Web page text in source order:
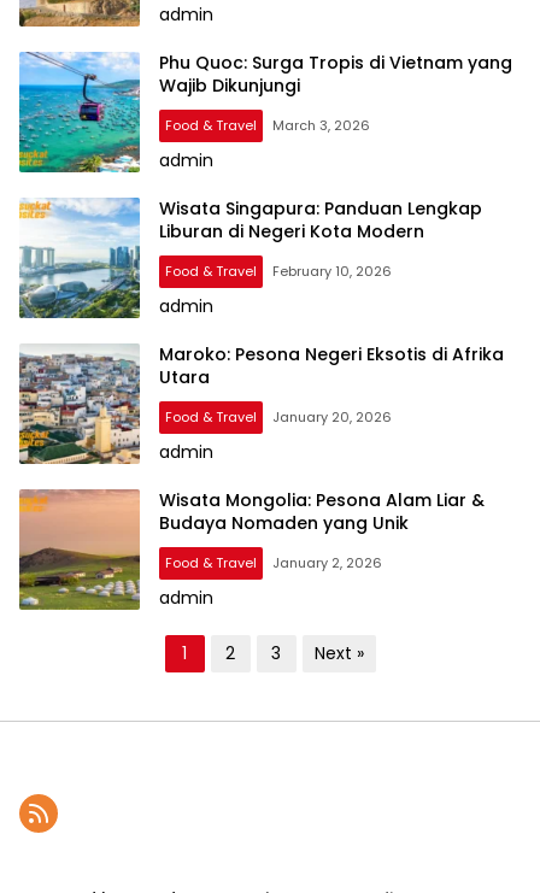
admin
Phu Quoc: Surga Tropis di Vietnam yang
Wajib Dikunjungi
Food & Travel March 3, 2026
admin
Wisata Singapura: Panduan Lengkap
Liburan di Negeri Kota Modern
Food & Travel February 10, 2026
admin
Maroko: Pesona Negeri Eksotis di Afrika
Utara
Food & Travel January 20, 2026
admin
Wisata Mongolia: Pesona Alam Liar &
Budaya Nomaden yang Unik
Food & Travel January 2, 2026
admin
s
s
p
1 2 3 Next »